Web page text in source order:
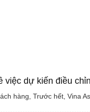
việc dự kiến điều
hàng, Trước hết, Vina